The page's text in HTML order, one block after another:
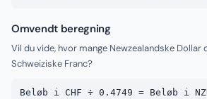
Omvendt beregning
Vil du vide, hvor mange Newzealandske Dollar
Schweiziske Franc?
Beløb i CHF ÷ 0.4749 = Beløb i